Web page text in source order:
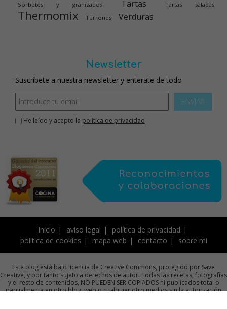
Sorbetes y granizados
Tartas Tartas saladas
Thermomix Turrones Verduras
Newsletter
Suscríbete a nuestra newsletter y enterate de todo
ENVIAR
He leído y acepto la política de privacidad
Inicio aviso legal
política de privacidad
política de cookies
mapa web contacto sobre mi
Este blog está bajo licencia de Creative Commons, protegido por Save
Creative, y por tanto sujeto a derechos de autor. Todas las recetas, fotografías
y el resto de contenidos, NO PUEDEN SER COPIADOS ni publicados total o
parcialmente en otro blog, web o cualquier otro medios sin la autorización